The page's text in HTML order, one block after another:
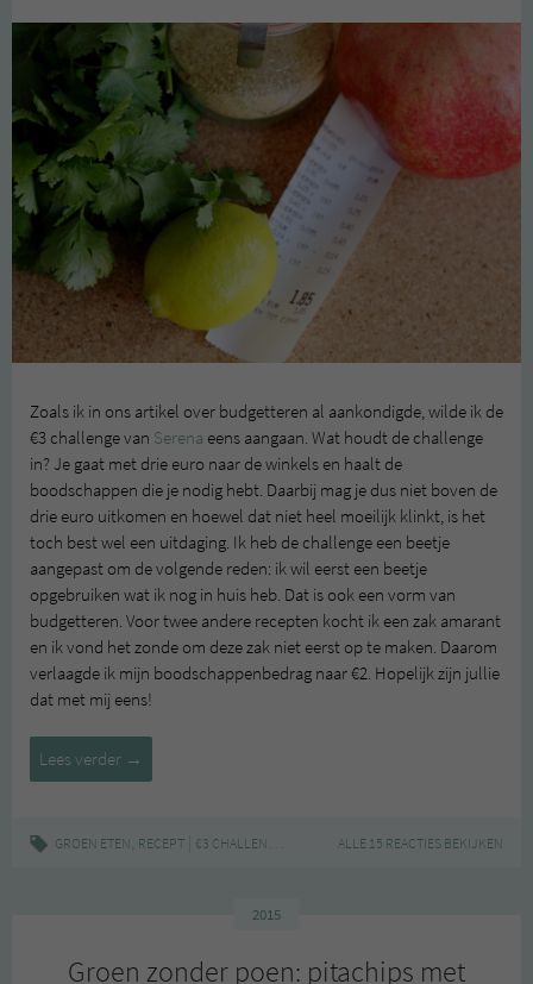
Zoals ik in ons artikel over budgetteren al aankondigde, wilde ik de
€3 challenge van Serena eens aangaan. Wat houdt de challenge
in? Je gaat met drie euro naar de winkels en haalt de
boodschappen die je nodig hebt. Daarbij mag je dus niet boven de
drie euro uitkomen en hoewel dat niet heel moeilijk klinkt, is het
toch best wel een uitdaging. Ik heb de challenge een beetje
aangepast om de volgende reden: ik wil eerst een beetje
opgebruiken wat ik nog in huis heb. Dat is ook een vorm van
budgetteren. Voor twee andere recepten kocht ik een zak amarant
en ik vond het zonde om deze zak niet eerst op te maken. Daarom
verlaagde ik mijn boodschappenbedrag naar €2. Hopelijk zijn jullie
dat met mij eens!
Lees verder Groen
zonder
amarant
→
GROEN ETEN, RECEPT €3 CHALLENGE AMARANT,BUDGET,GEZOND,
ALLE 15 REACTIES BEKIJKEN
2015
Groen zonder poen: pitachips met